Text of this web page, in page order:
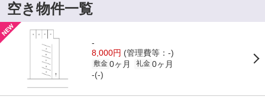
空き物件一覧
-
8,000円 (管理費等：-)
敷金 0ヶ月 礼金 0ヶ月
-(-)